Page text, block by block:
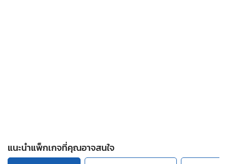
แนะนำแพ็กเกจที่คุณอาจสนใจ